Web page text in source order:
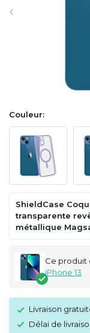
Couleur:
ShieldCase
transparente
métallique
Ce produit
iPhone 13
Livraison
Délai de